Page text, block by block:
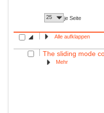
25 je Seite
Alle aufklappen
The sliding mode
Mehr